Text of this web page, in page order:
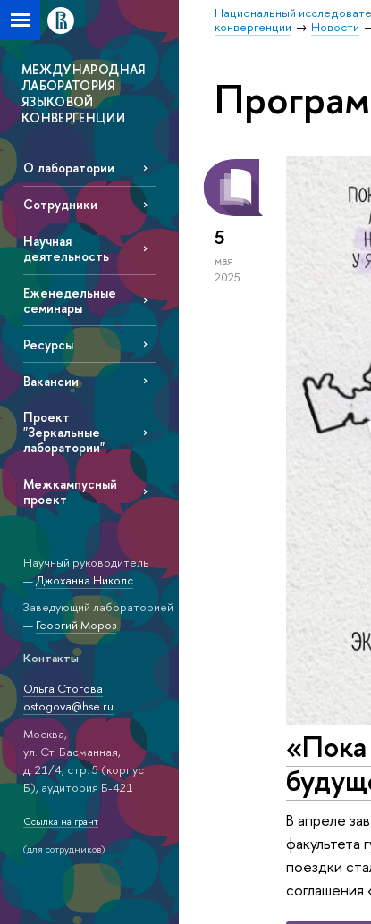
Национальный
конвергенции
Новости
МЕЖДУНАРОДНАЯ
ЛАБОРАТОРИЯ
ЯЗЫКОВОЙ
КОНВЕРГЕНЦИИ
О лаборатории
Сотрудники
Научная
деятельность
Еженедельные
семинары
Ресурсы
Вакансии
Проект
"Зеркальные
лаборатории"
Межкампусный
проект
Научный руководитель
—Джоханна Николс
Заведующий лабораторией
— Георгий Мороз
Контакты
Ольга Стогова
ostogova@hse.ru
Москва,
ул. Ст. Басманная,
д. 21/4, стр. 5 (корпус
Б), аудитория Б-421
Ссылка на грант
(для сотрудников)
5
мая
2025
В апреле
поездки
соглашения